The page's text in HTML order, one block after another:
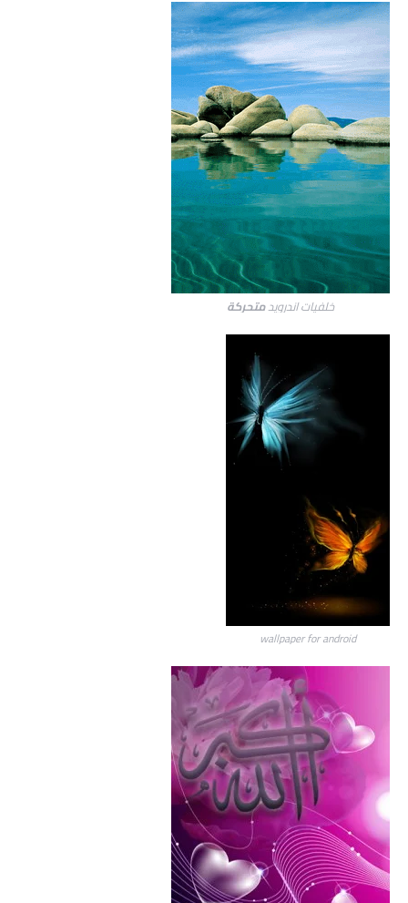
خلفيات اندرويدمتحركة
wallpaper for android